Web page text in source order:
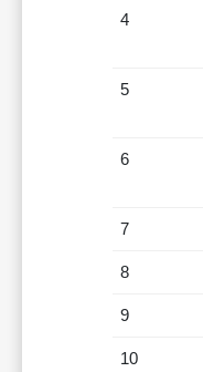
4
5
6
7
8
9
10